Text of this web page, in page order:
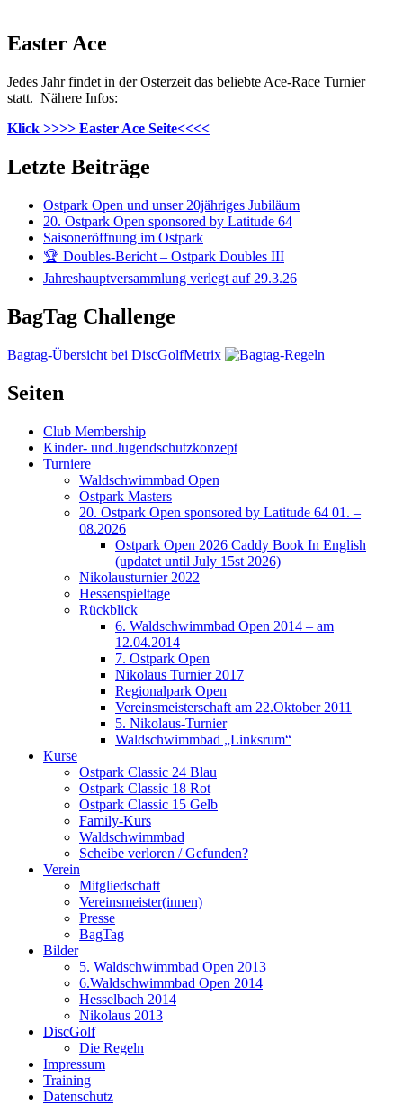
Easter Ace
Jedes Jahr findet in der Osterzeit das beliebte Ace-Race Turnier
statt. Nähere Infos:
Klick >>>> Easter Ace Seite<<<<
Letzte Beiträge
Ostpark Open und unser 20jähriges Jubiläum
20. Ostpark Open sponsored by Latitude 64
Saisoneröffnung im Ostpark
🏆 Doubles-Bericht – Ostpark Doubles III
Jahreshauptversammlung verlegt auf 29.3.26
BagTag Challenge
Bagtag-Übersicht bei DiscGolfMetrix
Seiten
Club Membership
Kinder- und Jugendschutzkonzept
Turniere
Waldschwimmbad Open
Ostpark Masters
20. Ostpark Open sponsored by Latitude 64 01. –
08.2026
Ostpark Open 2026 Caddy Book In English
(updatet until July 15st 2026)
Nikolausturnier 2022
Hessenspieltage
Rückblick
6. Waldschwimmbad Open 2014 – am
12.04.2014
7. Ostpark Open
Nikolaus Turnier 2017
Regionalpark Open
Vereinsmeisterschaft am 22.Oktober 2011
5. Nikolaus-Turnier
Waldschwimmbad „Linksrum“
Kurse
Ostpark Classic 24 Blau
Ostpark Classic 18 Rot
Ostpark Classic 15 Gelb
Family-Kurs
Waldschwimmbad
Scheibe verloren / Gefunden?
Verein
Mitgliedschaft
Vereinsmeister(innen)
Presse
BagTag
Bilder
5. Waldschwimmbad Open 2013
6.Waldschwimmbad Open 2014
Hesselbach 2014
Nikolaus 2013
DiscGolf
Die Regeln
Impressum
Training
Datenschutz